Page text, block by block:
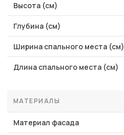
Высота (см)
Глубина (см)
Ширина спального места (см)
Длина спального места (см)
МАТЕРИАЛЫ
Материал фасада